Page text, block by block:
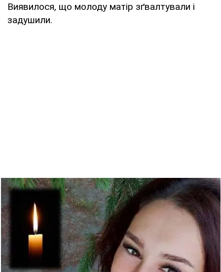
Виявилося, що молоду матір зґвалтували і
задушили.